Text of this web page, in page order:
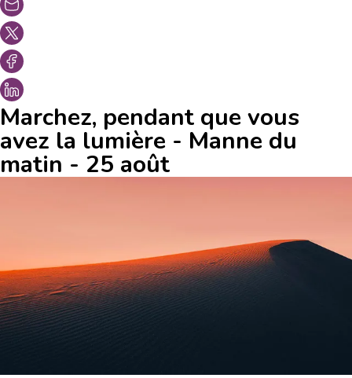
Marchez, pendant que vous
avez la lumière - Manne du
matin - 25 août